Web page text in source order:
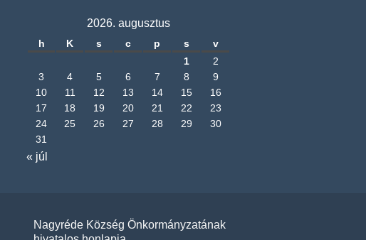
2026. augusztus
h K s c p s
v
1
2
3
4 5 6 7 8
9
10
11 12 13 14 15
16
17
18 19 20 21 22
23
24
25 26 27 28 29
30
31
« júl
Nagyréde Község Önkormányzatának